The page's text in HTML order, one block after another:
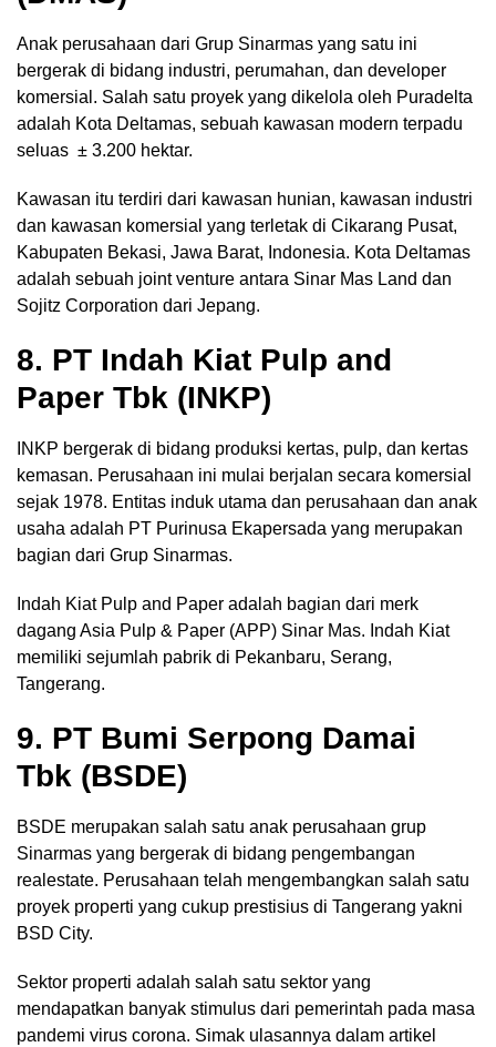
Anak perusahaan dari Grup Sinarmas yang satu ini
bergerak di bidang industri, perumahan, dan developer
komersial. Salah satu proyek yang dikelola oleh Puradelta
adalah Kota Deltamas, sebuah kawasan modern terpadu
seluas ± 3.200 hektar.
Kawasan itu terdiri dari kawasan hunian, kawasan industri
dan kawasan komersial yang terletak di Cikarang Pusat,
Kabupaten Bekasi, Jawa Barat, Indonesia. Kota Deltamas
adalah sebuah joint venture antara Sinar Mas Land dan
Sojitz Corporation dari Jepang.
8. PT Indah Kiat Pulp and
Paper Tbk (INKP)
INKP bergerak di bidang produksi kertas, pulp, dan kertas
kemasan. Perusahaan ini mulai berjalan secara komersial
sejak 1978. Entitas induk utama dan perusahaan dan anak
usaha adalah PT Purinusa Ekapersada yang merupakan
bagian dari Grup Sinarmas.
Indah Kiat Pulp and Paper adalah bagian dari merk
dagang Asia Pulp & Paper (APP) Sinar Mas. Indah Kiat
memiliki sejumlah pabrik di Pekanbaru, Serang,
Tangerang.
9. PT Bumi Serpong Damai
Tbk (BSDE)
BSDE merupakan salah satu anak perusahaan grup
Sinarmas yang bergerak di bidang pengembangan
realestate. Perusahaan telah mengembangkan salah satu
proyek properti yang cukup prestisius di Tangerang yakni
BSD City.
Sektor properti adalah salah satu sektor yang
mendapatkan banyak stimulus dari pemerintah pada masa
pandemi virus corona. Simak ulasannya dalam artikel